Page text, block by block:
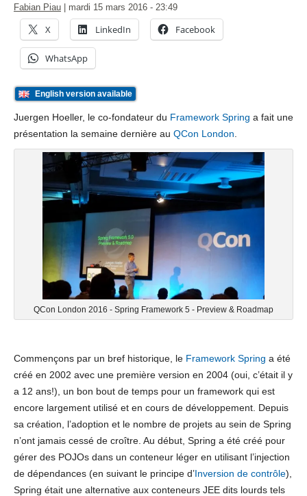
Fabian Piau mardi 15 mars 2016 - 23:49
X LinkedIn Facebook
WhatsApp
English version available
Juergen Hoeller, le co-fondateur du Framework Spring a fait une
présentation la semaine dernière au QCon London
QCon London 2016 - Spring Framework 5 - Preview & Roadmap
Commençons par un bref historique, le Framework Spring a été
créé en 2002 avec une première version en 2004 (oui, c’était il y
a 12 ans!), un bon bout de temps pour un framework qui est
encore largement utilisé et en cours de développement. Depuis
sa création, l’adoption et le nombre de projets au sein de Spring
n’ont jamais cessé de croître. Au début, Spring a été créé pour
gérer des POJOs dans un conteneur léger en utilisant l’injection
de dépendances (en suivant le principe d’Inversion de contrôle),
Spring était une alternative aux conteneurs JEE dits lourds tels